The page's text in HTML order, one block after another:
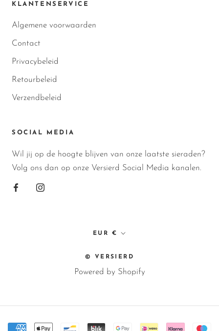
KLANTENSERVICE
Algemene voorwaarden
Contact
Privacybeleid
Retourbeleid
Verzendbeleid
SOCIAL MEDIA
Wil jij op de hoogte blijven van onze laatste sieraden?
Volg ons dan op onze Versierd Social Media kanalen.
Valuta
EUR €
© VERSIERD
Powered by Shopify